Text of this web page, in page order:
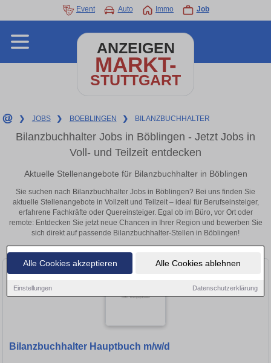
Alle Cookies akzeptieren Alle Cookies ablehnen
Einstellungen Datenschutzerklärung
Event Auto Immo Job
ANZEIGEN
MARKT-
STUTTGART
❯ JOBS ❯ BOEBLINGEN ❯ BILANZBUCHHALTER
Bilanzbuchhalter Jobs in Böblingen - Jetzt Jobs in
Voll- und Teilzeit entdecken
Aktuelle Stellenangebote für Bilanzbuchhalter in Böblingen
Sie suchen nach Bilanzbuchhalter Jobs in Böblingen? Bei uns finden Sie
aktuelle Stellenangebote in Vollzeit und Teilzeit – ideal für Berufseinsteiger,
erfahrene Fachkräfte oder Quereinsteiger. Egal ob im Büro, vor Ort oder
remote: Entdecken Sie jetzt neue Chancen in Ihrer Region und bewerben Sie
sich direkt auf passende Bilanzbuchhalter-Stellen in Böblingen!
Bilanzbuchhalter Hauptbuch m/w/d